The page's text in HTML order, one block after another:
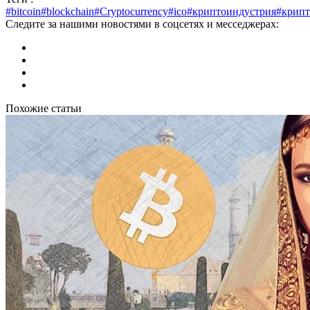
#bitcoin#blockchain#Cryptocurrency#ico#криптоиндустрия
Следите за нашими новостями в соцсетях и месседжерах:
Похожие статьи